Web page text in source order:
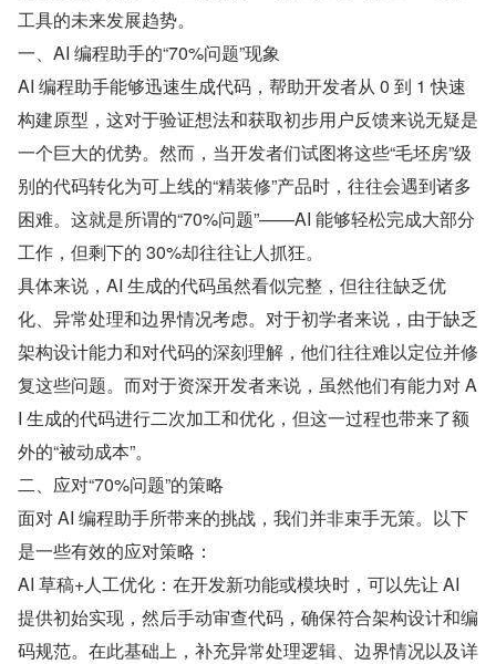
工具的未来发展趋势。
一、AI 编程助手的“70%问题”现象
AI 编程助手能够迅速生成代码，帮助开发者从 0 到 1 快速
构建原型，这对于验证想法和获取初步用户反馈来说无疑是
一个巨大的优势。然而，当开发者们试图将这些“毛坯房”级
别的代码转化为可上线的“精装修”产品时，往往会遇到诸多
困难。这就是所谓的“70%问题”——AI 能够轻松完成大部分
工作，但剩下的 30%却往往让人抓狂。
具体来说，AI 生成的代码虽然看似完整，但往往缺乏优
化、异常处理和边界情况考虑。对于初学者来说，由于缺乏
架构设计能力和对代码的深刻理解，他们往往难以定位并修
复这些问题。而对于资深开发者来说，虽然他们有能力对 A
I 生成的代码进行二次加工和优化，但这一过程也带来了额
外的“被动成本”。
二、应对“70%问题”的策略
面对 AI 编程助手所带来的挑战，我们并非束手无策。以下
是一些有效的应对策略：
AI 草稿+人工优化：在开发新功能或模块时，可以先让 AI
提供初始实现，然后手动审查代码，确保符合架构设计和编
码规范。在此基础上，补充异常处理逻辑、边界情况以及详